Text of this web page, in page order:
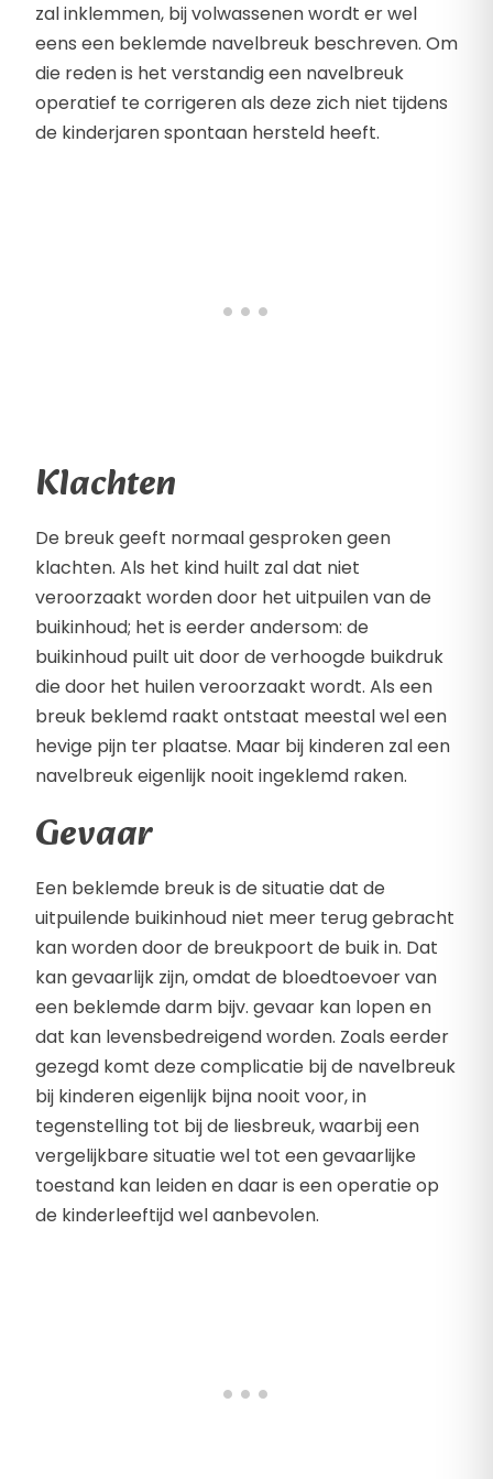
zal inklemmen, bij volwassenen wordt er wel
eens een beklemde navelbreuk beschreven. Om
die reden is het verstandig een navelbreuk
operatief te corrigeren als deze zich niet tijdens
de kinderjaren spontaan hersteld heeft.
Klachten
De breuk geeft normaal gesproken geen
klachten. Als het kind huilt zal dat niet
veroorzaakt worden door het uitpuilen van de
buikinhoud; het is eerder andersom: de
buikinhoud puilt uit door de verhoogde buikdruk
die door het huilen veroorzaakt wordt. Als een
breuk beklemd raakt ontstaat meestal wel een
hevige pijn ter plaatse. Maar bij kinderen zal een
navelbreuk eigenlijk nooit ingeklemd raken.
Gevaar
Een beklemde breuk is de situatie dat de
uitpuilende buikinhoud niet meer terug gebracht
kan worden door de breukpoort de buik in. Dat
kan gevaarlijk zijn, omdat de bloedtoevoer van
een beklemde darm bijv. gevaar kan lopen en
dat kan levensbedreigend worden. Zoals eerder
gezegd komt deze complicatie bij de navelbreuk
bij kinderen eigenlijk bijna nooit voor, in
tegenstelling tot bij de liesbreuk, waarbij een
vergelijkbare situatie wel tot een gevaarlijke
toestand kan leiden en daar is een operatie op
de kinderleeftijd wel aanbevolen.